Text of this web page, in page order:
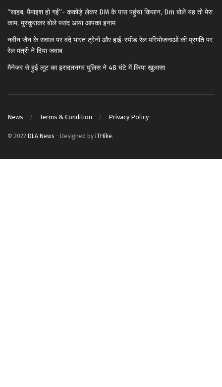
“साहब, पैमाइश हो गई”- ककोड़े लेकर DM के पास पहुंचा किसान, Dm बोले यह तो मेरा
काम, मुस्कुराकर बोले पसंद आया आपका इनाम
नवीन जैन के सवाल पर वंदे भारत ट्रेनों और हाई-स्पीड रेल परियोजनाओं की प्रगति पर
रेल मंत्री ने दिया जवाब
मैनेजर से हुई लूट का इरादतनगर पुलिस ने 48 घंटे में किया खुलासा
News Terms & Condition Privacy Policy
© 2022 DLA News - Designed by iTHike.